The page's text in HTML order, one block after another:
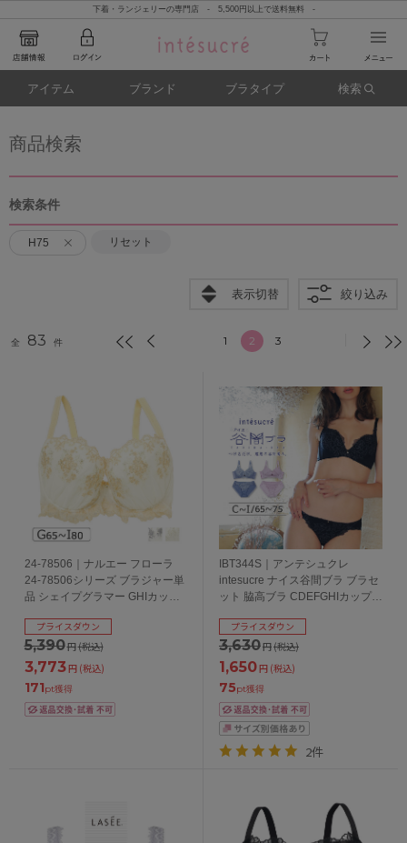
下着・ランジェリーの専門店 - 5,500円以上で送料無料 -
アイテム ブランド ブラタイプ 検索
商品検索
検索条件
H75 リセット
表示切替 絞り込み
全 83 件 1 2 3
24-78506｜ナルエー フローラ
24-78506シリーズ ブラジャー単
品 シェイプグラマー GHIカップ
5,390円(税込)
プライスダウン
3,773円 (税込)
171pt獲得
IBT344S｜アンテシュクレ
intesucre ナイス谷間ブラ ブラセ
ット 脇高ブラ CDEFGHIカップ
3,630円(税込)
プライスダウン
1,650円 (税込)
75pt獲得
2件